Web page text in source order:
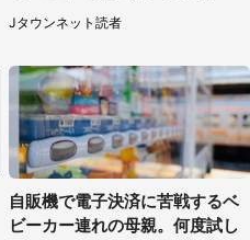
（千葉県・10代女性）
Jタウンネット読者
自販機で電子決済に苦戦するベ
ビーカー連れの母親。何度試し